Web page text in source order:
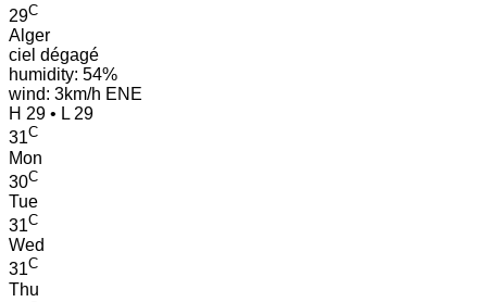
29C
Alger
ciel dégagé
humidity: 54%
wind: 3km/h ENE
H 29 • L 29
31C
Mon
30C
Tue
31C
Wed
31C
Thu